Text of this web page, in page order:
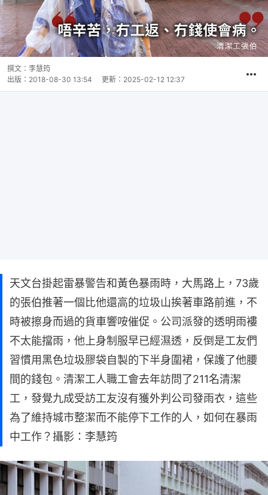
撰文： 李慧筠
出版： 2018-08-30 13:54 更新： 2025-02-12 12:37
天文台掛起雷暴警告和黃色暴雨時，大馬路上，73歲
的張伯推著一個比他還高的垃圾山挨著車路前進，不
時被擦身而過的貨車響咹催促。公司派發的透明雨褸
不太能擋雨，他上身制服早已經濕透，反倒是工友們
習慣用黑色垃圾膠袋自製的下半身圍裙，保護了他腰
間的錢包。清潔工人職工會去年訪問了211名清潔
工，發覺九成受訪工友沒有獲外判公司發雨衣，這些
為了維持城市整潔而不能停下工作的人，如何在暴雨
中工作？攝影：李慧筠